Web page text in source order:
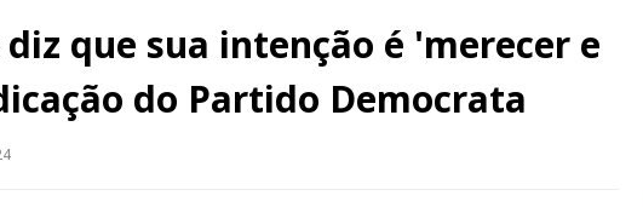
que sua intenção é 'merecer e
do Partido Democrata